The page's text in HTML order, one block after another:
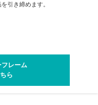
引き締めます。
レーム
ら